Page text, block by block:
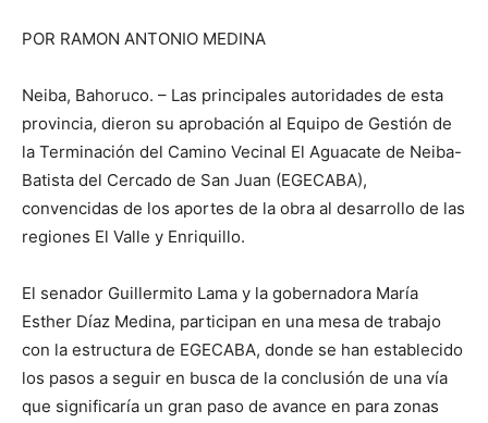
POR RAMON ANTONIO MEDINA
Neiba, Bahoruco. – Las principales autoridades de esta
provincia, dieron su aprobación al Equipo de Gestión de
la Terminación del Camino Vecinal El Aguacate de Neiba-
Batista del Cercado de San Juan (EGECABA),
convencidas de los aportes de la obra al desarrollo de las
regiones El Valle y Enriquillo.
El senador Guillermito Lama y la gobernadora María
Esther Díaz Medina, participan en una mesa de trabajo
con la estructura de EGECABA, donde se han establecido
los pasos a seguir en busca de la conclusión de una vía
que significaría un gran paso de avance en para zonas